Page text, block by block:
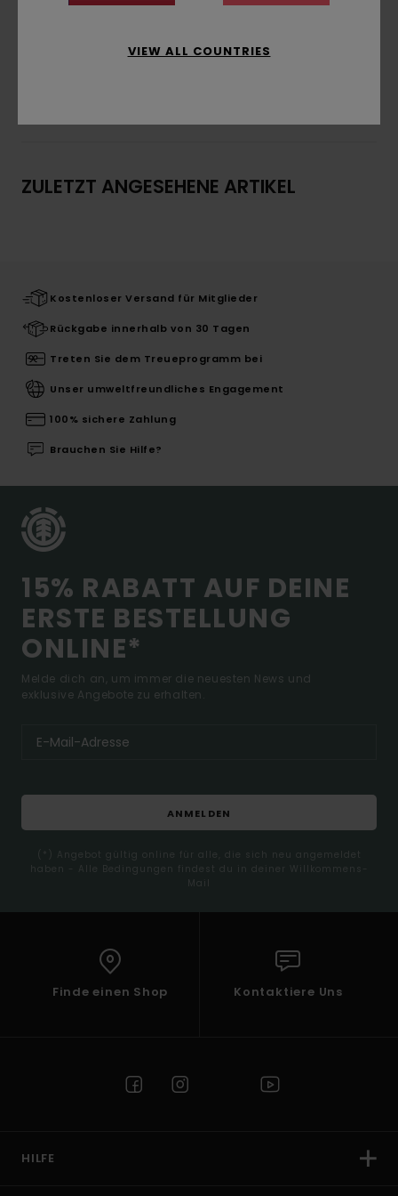
Zusammensetzung [Hauptstoff] 100 % Viskose
ZULETZT ANGESEHENE ARTIKEL
Kostenloser Versand für Mitglieder
Rückgabe innerhalb von 30 Tagen
Treten Sie dem Treueprogramm bei
Unser umweltfreundliches Engagement
100% sichere Zahlung
Brauchen Sie Hilfe?
15% RABATT AUF DEINE
ERSTE BESTELLUNG
ONLINE*
Melde dich an, um immer die neuesten News und
exklusive Angebote zu erhalten.
ANMELDEN
(*) Angebot gültig online für alle, die sich neu angemeldet
haben - Alle Bedingungen findest du in deiner Willkommens-
Mail
Finde einen Shop Kontaktiere Uns
HILFE
VIEW ALL COUNTRIES